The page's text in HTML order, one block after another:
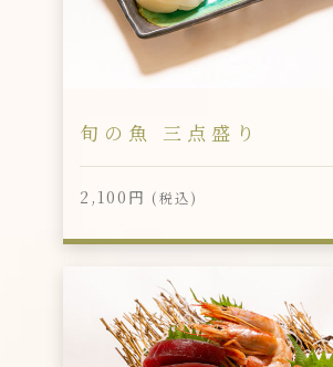
旬の魚 三点盛り
2,100円 (税込)